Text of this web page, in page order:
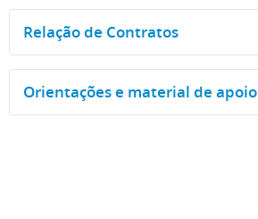
Relação de Contratos
Orientações e material de apoio